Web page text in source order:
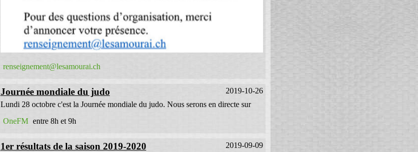
renseignement@lesamourai.ch
Journée mondiale du judo
2019-10-26
Lundi 28 octobre c'est la Journée mondiale du judo. Nous serons en directe sur
OneFM entre 8h et 9h
1er résultats de la saison 2019-2020 2019-09-09